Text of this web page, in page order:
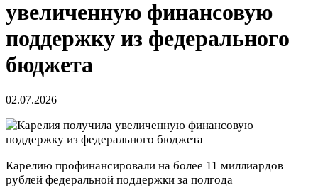
увеличенную финансовую
поддержку из федерального
бюджета
02.07.2026
Карелию профинансировали на более 11 миллиардов
рублей федеральной поддержки за полгода